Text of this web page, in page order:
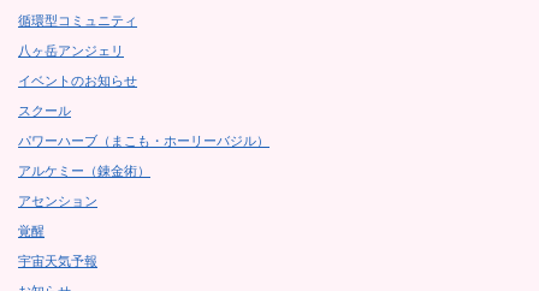
循環型コミュニティ
八ヶ岳アンジェリ
イベントのお知らせ
スクール
パワーハーブ（まこも・ホーリーバジル）
アルケミー（錬金術）
アセンション
覚醒
宇宙天気予報